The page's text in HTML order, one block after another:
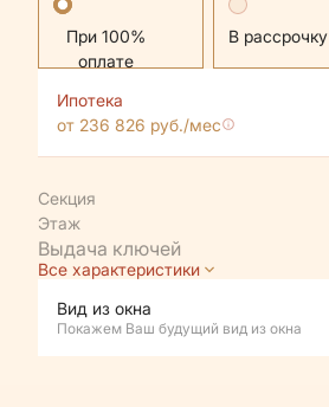
Стандартная В рассрочку
Ипотека
от 236 826 руб./мес
Секция
Этаж
Все характеристики
Вид из окна
Покажем Ваш будущий вид из окна